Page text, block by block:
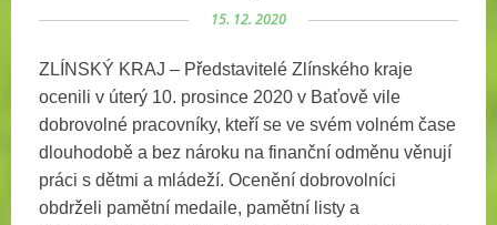
15. 12. 2020
ZLÍNSKÝ KRAJ – Představitelé Zlínského kraje
ocenili v úterý 10. prosince 2020 v Baťově vile
dobrovolné pracovníky, kteří se ve svém volném čase
dlouhodobě a bez nároku na finanční odměnu věnují
práci s dětmi a mládeží. Ocenění dobrovolníci
obdrželi pamětní medaile, pamětní listy a